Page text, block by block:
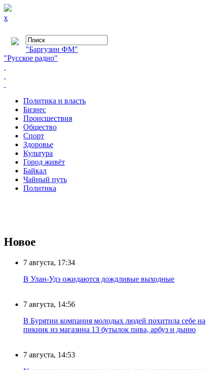
x
"Баргузин ФМ"
"Русское радио"
Политика и власть
Бизнес
Происшествия
Общество
Cпорт
Здоровье
Культура
Город живёт
Байкал
Чайный путь
Политика
Новое
7 августа, 17:34
В Улан-Удэ ожидаются дождливые выходные
7 августа, 14:56
В Бурятии компания молодых людей похитила себе на
пикник из магазина 13 бутылок пива, арбуз и дыню
7 августа, 14:53